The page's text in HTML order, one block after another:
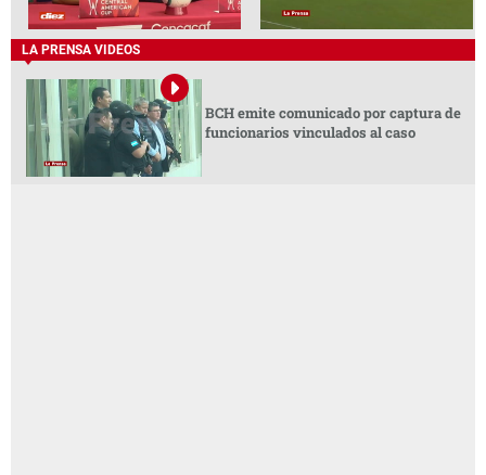
LA PRENSA VIDEOS
BCH emite comunicado por captura de
funcionarios vinculados al caso